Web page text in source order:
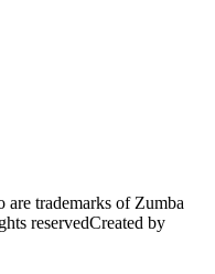
trademarks of Zumba
reservedCreated by